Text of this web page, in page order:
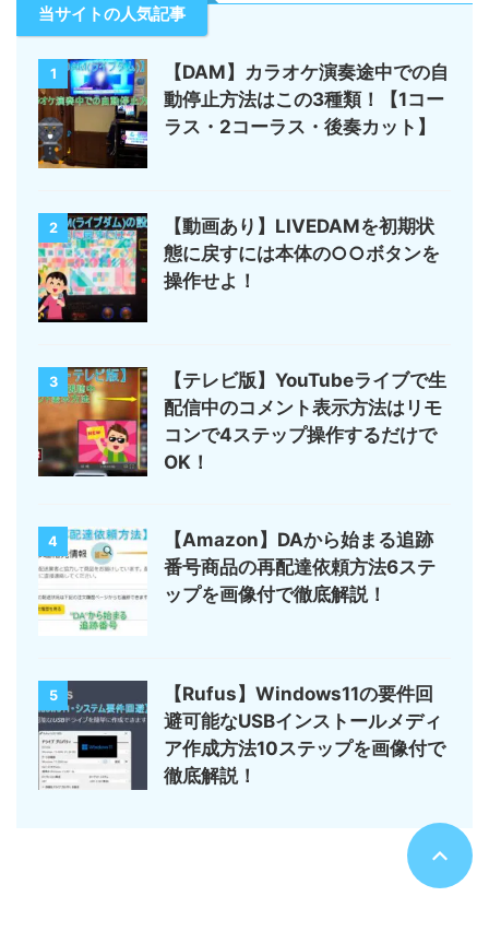
当サイトの人気記事
1
【DAM】カラオケ演奏途中での自
動停止方法はこの3種類！【1コー
ラス・2コーラス・後奏カット】
2
【動画あり】LIVEDAMを初期状
態に戻すには本体の○○ボタンを
操作せよ！
3
【テレビ版】YouTubeライブで生
配信中のコメント表示方法はリモ
コンで4ステップ操作するだけで
OK！
4
【Amazon】DAから始まる追跡
番号商品の再配達依頼方法6ステ
ップを画像付で徹底解説！
5
【Rufus】Windows11の要件回
避可能なUSBインストールメディ
ア作成方法10ステップを画像付で
徹底解説！